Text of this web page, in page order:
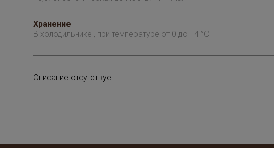
Хранение
В холодильнике , при температуре от 0 до +4 °С
Описание отсутствует